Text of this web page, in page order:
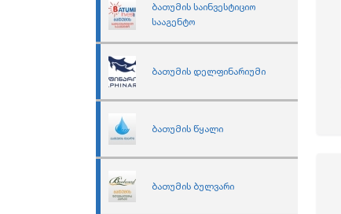
ბათუმის საინვესტიციო
სააგენტო
ბათუმის დელფინარიუმი
ბათუმის წყალი
ბათუმის ბულვარი